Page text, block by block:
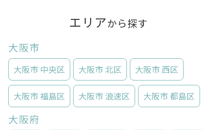
エリアから探す
大阪市
大阪市 中央区 大阪市 北区 大阪市 西区
大阪市 福島区 大阪市 浪速区 大阪市 都島区
大阪府